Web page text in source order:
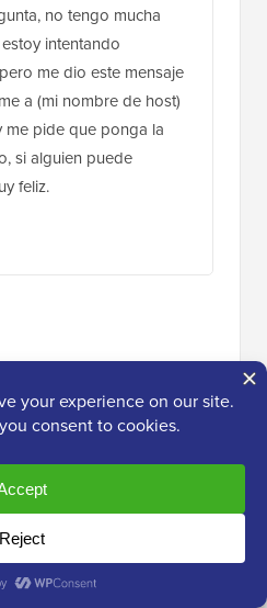
no tengo mucha
intentando
me dio este mensaje
a (mi nombre de host)
me pide que ponga la
si alguien puede
feliz.
ni siquiera se
todavía. Muy